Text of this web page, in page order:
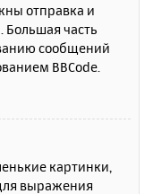
отправка и
Большая часть
сообщений
BBCode.
картинки,
выражения